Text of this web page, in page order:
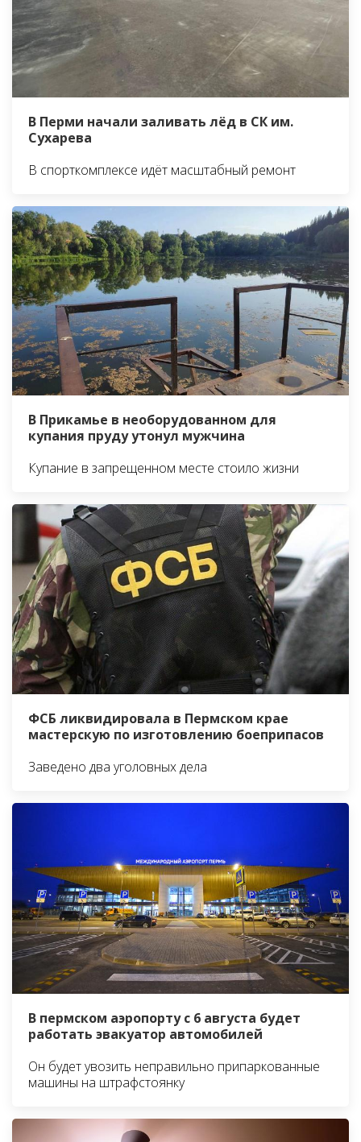
В Перми начали заливать лёд в СК им.
Сухарева
В спорткомплексе идёт масштабный ремонт
В Прикамье в необорудованном для
купания пруду утонул мужчина
Купание в запрещенном месте стоило жизни
ФСБ ликвидировала в Пермском крае
мастерскую по изготовлению боеприпасов
Заведено два уголовных дела
В пермском аэропорту с 6 августа будет
работать эвакуатор автомобилей
Он будет увозить неправильно припаркованные
машины на штрафстоянку